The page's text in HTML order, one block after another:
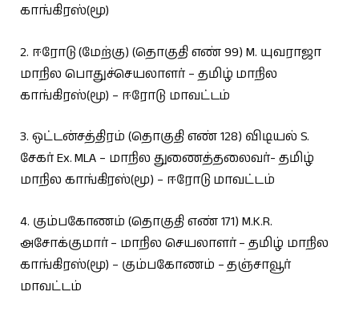
காங்கிரஸ்(மூ)
2. ஈரோடு (மேற்கு) (தொகுதி எண் 99) M. யுவராஜா
மாநில பொதுச்செயலாளர் – தமிழ் மாநில
காங்கிரஸ்(மூ) – ஈரோடு மாவட்டம்
3. ஒட்டன்சத்திரம் (தொகுதி எண் 128) விடியல் S.
சேகர் Ex. MLA – மாநில துணைத்தலைவர்- தமிழ்
மாநில காங்கிரஸ்(மூ) – ஈரோடு மாவட்டம்
4. கும்பகோணம் (தொகுதி எண் 171) M.K.R.
அசோக்குமார் – மாநில செயலாளர் – தமிழ் மாநில
காங்கிரஸ்(மூ) – கும்பகோணம் – தஞ்சாவூர்
மாவட்டம்